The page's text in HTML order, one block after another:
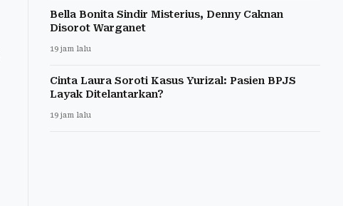
Bella Bonita Sindir Misterius, Denny Caknan
Disorot Warganet
19 jam lalu
Cinta Laura Soroti Kasus Yurizal: Pasien BPJS
Layak Ditelantarkan?
19 jam lalu